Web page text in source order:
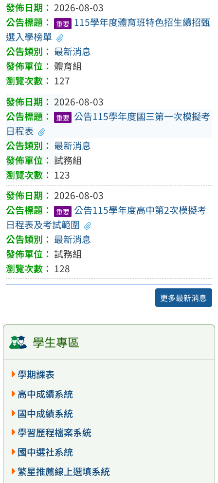
2026-08-03
重要 115學年度體育班特色招生續招甄
選入學榜單
最新消息
體育組
127
2026-08-03
重要 公告115學年度國三第一次模擬考
日程表
最新消息
試務組
123
2026-08-03
重要 公告115學年度高中第2次模擬考
日程表及考試範圍
最新消息
試務組
128
更多最新消息
學生專區
學期課表
高中成績系統
國中成績系統
學習歷程檔案系統
國中選社系統
繁星推薦線上選填系統